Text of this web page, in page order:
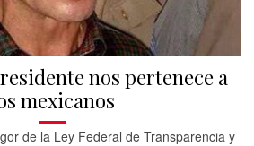
nos pertenece a
mexicanos
de la Ley Federal de Transparencia y